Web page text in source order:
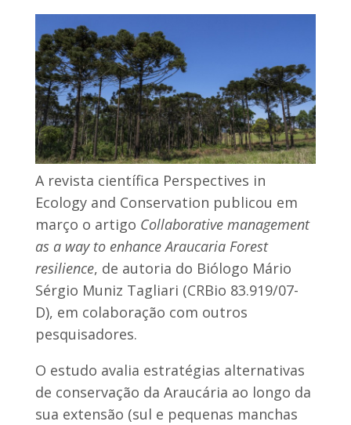
A revista científica Perspectives in
Ecology and Conservation publicou em
março o artigo Collaborative management
as a way to enhance Araucaria Forest
resilience, de autoria do Biólogo Mário
Sérgio Muniz Tagliari (CRBio 83.919/07-
D), em colaboração com outros
pesquisadores.
O estudo avalia estratégias alternativas
de conservação da Araucária ao longo da
sua extensão (sul e pequenas manchas